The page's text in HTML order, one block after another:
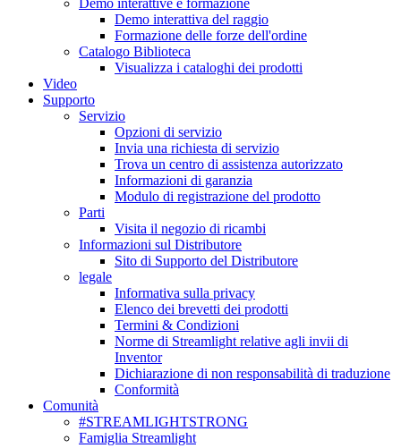
Demo interattive e formazione
Demo interattiva del raggio
Formazione delle forze dell'ordine
Catalogo Biblioteca
Visualizza i cataloghi dei prodotti
Video
Supporto
Servizio
Opzioni di servizio
Invia una richiesta di servizio
Trova un centro di assistenza autorizzato
Informazioni di garanzia
Modulo di registrazione del prodotto
Parti
Visita il negozio di ricambi
Informazioni sul Distributore
Sito di Supporto del Distributore
legale
Informativa sulla privacy
Elenco dei brevetti dei prodotti
Termini & Condizioni
Norme di Streamlight relative agli invii di
Inventor
Dichiarazione di non responsabilità di traduzione
Conformità
Comunità
#STREAMLIGHTSTRONG
Famiglia Streamlight